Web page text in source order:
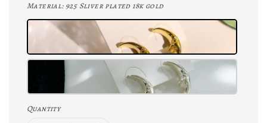
Material: 925 Sliver plated 18k gold
Quantity